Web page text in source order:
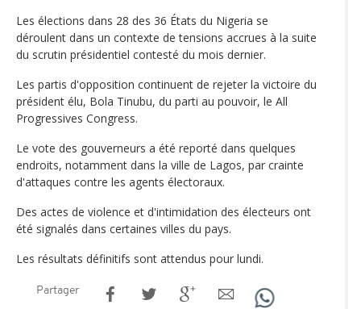
Les élections dans 28 des 36 États du Nigeria se
déroulent dans un contexte de tensions accrues à la suite
du scrutin présidentiel contesté du mois dernier.
Les partis d'opposition continuent de rejeter la victoire du
président élu, Bola Tinubu, du parti au pouvoir, le All
Progressives Congress.
Le vote des gouverneurs a été reporté dans quelques
endroits, notamment dans la ville de Lagos, par crainte
d'attaques contre les agents électoraux.
Des actes de violence et d'intimidation des électeurs ont
été signalés dans certaines villes du pays.
Les résultats définitifs sont attendus pour lundi.
Partager